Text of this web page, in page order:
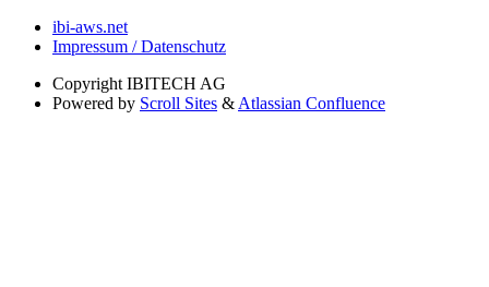
ibi-aws.net
Impressum / Datenschutz
Copyright IBITECH AG
Powered by Scroll Sites &Atlassian Confluence